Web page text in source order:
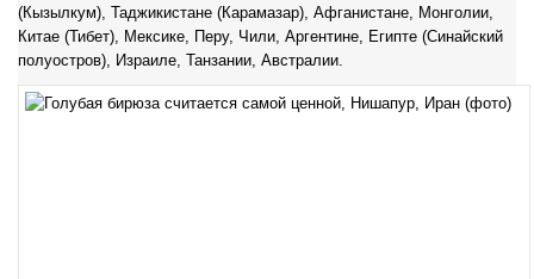
(Кызылкум), Таджикистане (Карамазар), Афганистане, Монголии,
Китае (Тибет), Мексике, Перу, Чили, Аргентине, Египте (Синайский
полуостров), Израиле, Танзании, Австралии.